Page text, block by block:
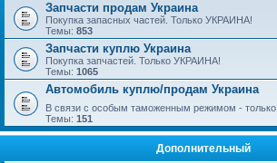
Запчасти продам Украина
Покупка запасных частей. Только УКРАИНА!
Темы: 853
Запчасти куплю Украина
Покупка запчастей. Только УКРАИНА!
Темы: 1065
Автомобиль куплю/продам Украина
В связи с особым таможенным режимом -
Темы: 151
Дополнительный